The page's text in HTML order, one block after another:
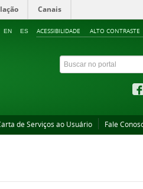
Canais
ACESSIBILIDADE ALTO CONTRASTE
EN ES
de Serviços ao Usuário Fale